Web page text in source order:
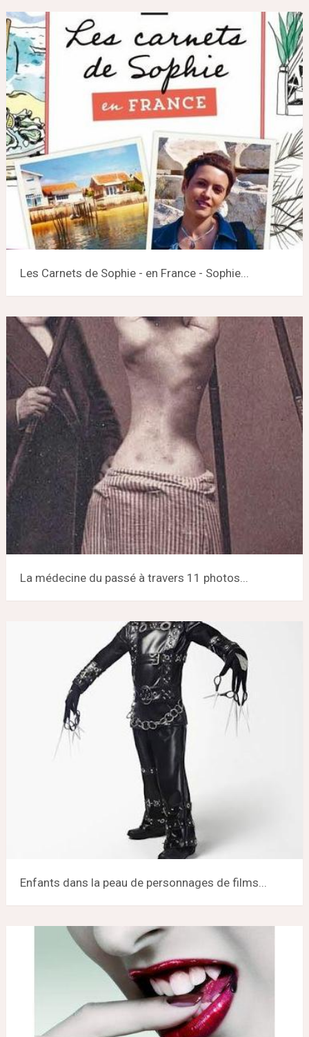
Les Carnets de Sophie - en France - Sophie...
La médecine du passé à travers 11 photos...
Enfants dans la peau de personnages de films...